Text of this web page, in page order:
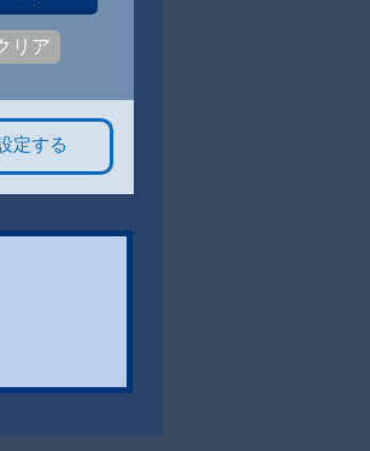
リア
定する